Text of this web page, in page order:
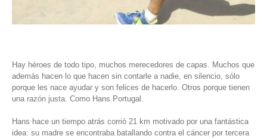
Hay héroes de todo tipo, muchos merecedores de capas. Muchos que
además hacen lo que hacen sin contarle a nadie, en silencio, sólo
porque les nace ayudar y son felices de hacerlo. Otros porque tienen
una razón justa. Como Hans Portugal.
Hans hace un tiempo atrás corrió 21 km motivado por una fantástica
idea: su madre se encontraba batallando contra el cáncer por tercera